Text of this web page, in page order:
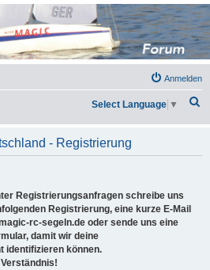
Anmelden
h
Select Language ▼
- Registrierung
Registrierungsanfragen schreibe uns
Registrierung, eine kurze E-Mail
rc-segeln.de oder sende uns eine
damit wir deine
identifizieren können.